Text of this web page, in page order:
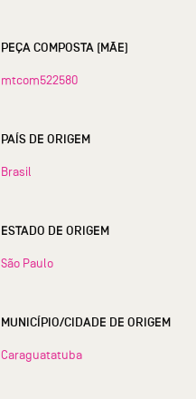
PEÇA COMPOSTA (MÃE)
mtcom522580
PAÍS DE ORIGEM
Brasil
ESTADO DE ORIGEM
São Paulo
MUNICÍPIO/CIDADE DE ORIGEM
Caraguatatuba